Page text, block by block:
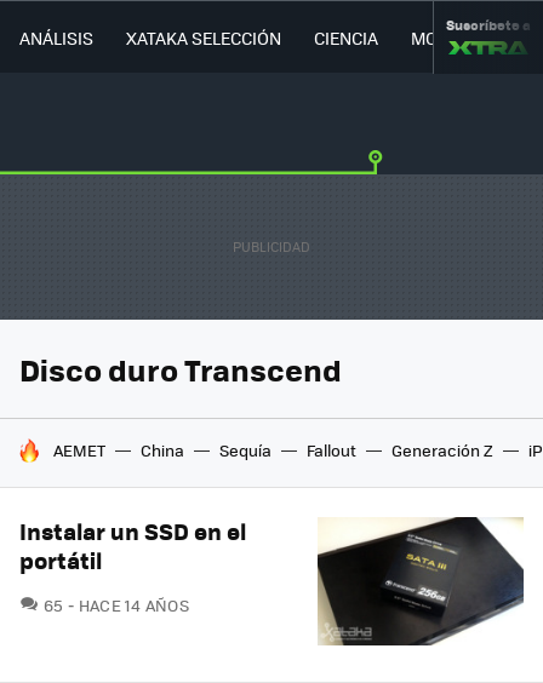
ANÁLISIS XATAKA SELECCIÓN CIENCIA MOVILIDAD
Suscríbete a
Disco duro Transcend
HOY SE HABLA DE
AEMET China Sequía Fallout Generación Z
Instalar un SSD en el
portátil
65 COMENTARIOS
HACE 14 AÑOS